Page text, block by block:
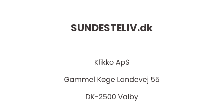
SUNDESTELIV.dk